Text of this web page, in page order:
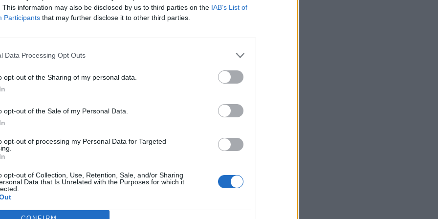
This information may also be disclosed by us to third parties on the IAB’s List of
Participants that may further disclose it to other third parties.
Data Processing Opt Outs
opt-out of the Sharing of my personal data.
opt-out of the Sale of my Personal Data.
opt-out of processing my Personal Data for Targeted
opt-out of Collection, Use, Retention, Sale, and/or Sharing
Data that Is Unrelated with the Purposes for which it
hétfőn reggel az OTP netbankjában indított átutalások nem mentek át, majd
netbanki felület. Megkérdeztük a bank kommunikációs osztályát is a hibáról. A
tartalmazza:
cikkarchívum
elmúlt 2 év napon belüli
Előfizetés